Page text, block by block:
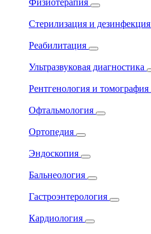
Физиотерапия
Стерилизация и дезинфекция
Реабилитация
Ультразвуковая диагностика
Рентгенология и томография
Офтальмология
Ортопедия
Эндоскопия
Бальнеология
Гастроэнтерология
Кардиология